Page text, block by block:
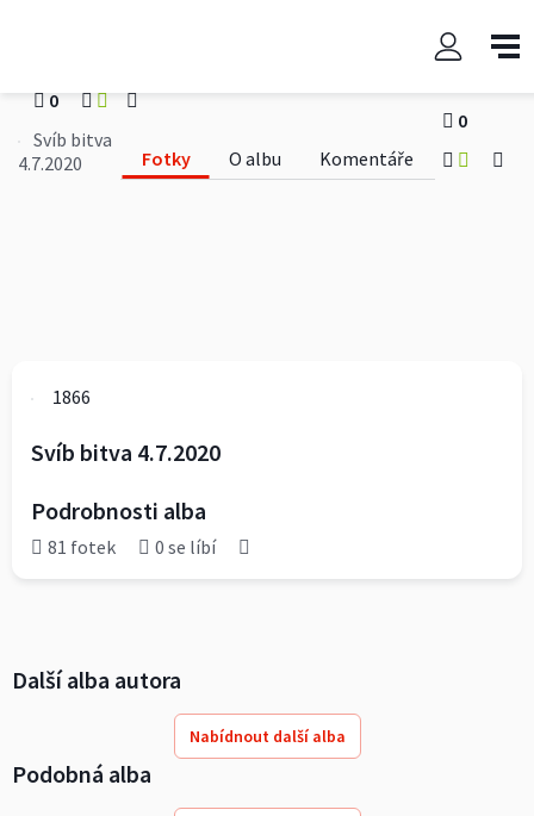
0
Svíb bitva
4.7.2020
Fotky O albu Komentáře
0
1866
Svíb bitva 4.7.2020
Podrobnosti alba
81 fotek 0 se líbí
Další alba autora
Nabídnout další alba
Podobná alba